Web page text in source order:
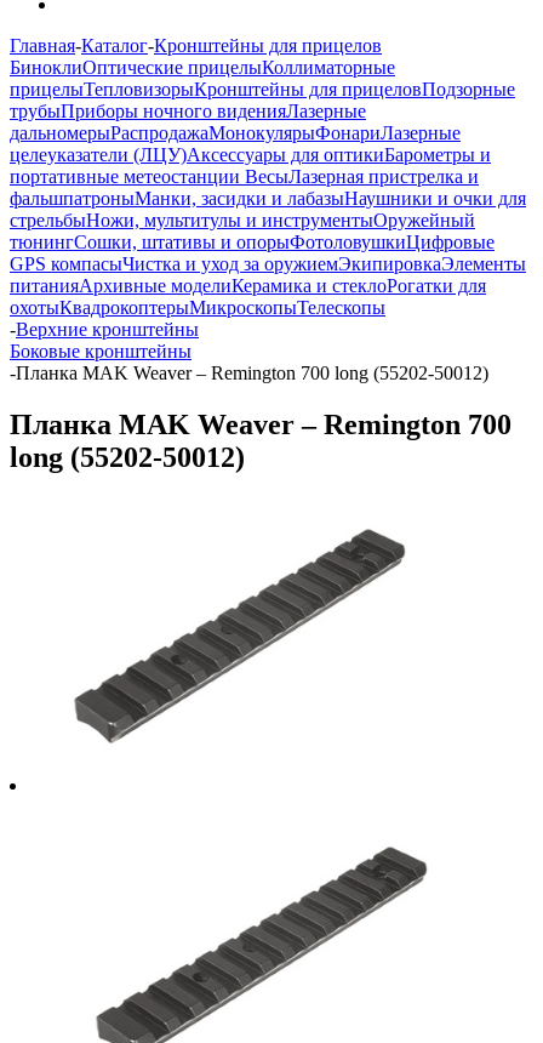
Главная-Каталог-Кронштейны для прицелов
БиноклиОптические прицелыКоллиматорные
прицелыТепловизорыКронштейны для прицеловПодзорные
трубыПриборы ночного виденияЛазерные
дальномерыРаспродажаМонокулярыФонариЛазерные
целеуказатели (ЛЦУ)Аксессуары для оптикиБарометры и
портативные метеостанции ВесыЛазерная пристрелка и
фальшпатроныМанки, засидки и лабазыНаушники и очки для
стрельбыНожи, мультитулы и инструментыОружейный
тюнингСошки, штативы и опорыФотоловушкиЦифровые
GPS компасыЧистка и уход за оружиемЭкипировкаЭлементы
питанияАрхивные моделиКерамика и стеклоРогатки для
охотыКвадрокоптерыМикроскопыТелескопы
-Верхние кронштейны
Боковые кронштейны
-Планка MAK Weaver – Remington 700 long (55202-50012)
Планка MAK Weaver – Remington 700
long (55202-50012)